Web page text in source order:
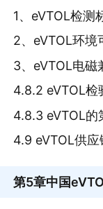
1、eVTOL检测
2、eVTOL环境
3、eVTOL电磁
4.8.2 eVTOL检
4.8.3 eVTOL的
4.9 eVTOL供
第5章中国